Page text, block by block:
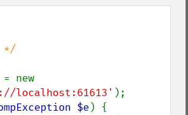
localhost:61613' );
$e ) {